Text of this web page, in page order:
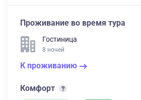
Проживание во время тура
Гостиница
8 ночей
К проживанию
Комфорт